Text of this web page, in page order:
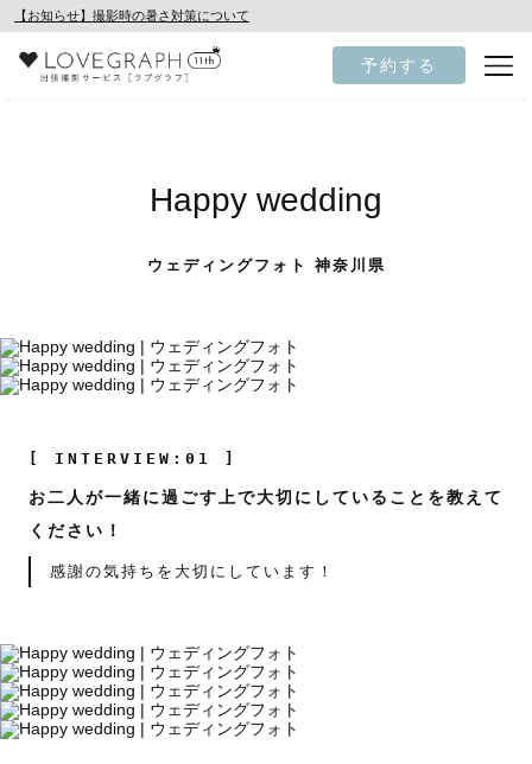
【お知らせ】撮影時の暑さ対策について
予約する
Happy wedding
ウェディングフォト 神奈川県
[ INTERVIEW:01 ]
お二人が一緒に過ごす上で大切にしていることを教えて
ください！
感謝の気持ちを大切にしています！